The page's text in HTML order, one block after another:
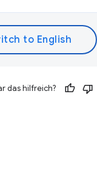
das hilfreich?